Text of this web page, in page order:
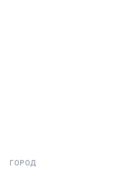
ГОРОД